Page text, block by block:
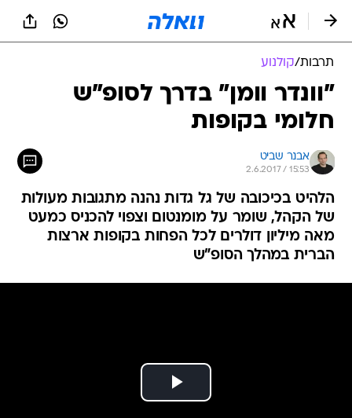
תרבות/קולנוע
"וונדר וומן" בדרך לסופ"ש
חלומי בקופות
אבנר שביט
2.6.2017 / 15:53
הלהיט בכיכובה של גל גדות נהנה מתגובות מעולות
של הקהל, שומר על מומנטום וצפוי להכניס כמעט
מאה מיליון דולרים לכל הפחות בקופות ארצות
הברית במהלך הסופ"ש